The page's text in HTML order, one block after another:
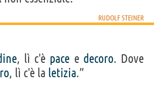
RUDOLF STEINER
, lì c'è pace e decoro. Dove
, lì c'è la letizia.”